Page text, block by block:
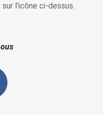
l’icône ci-dessus.